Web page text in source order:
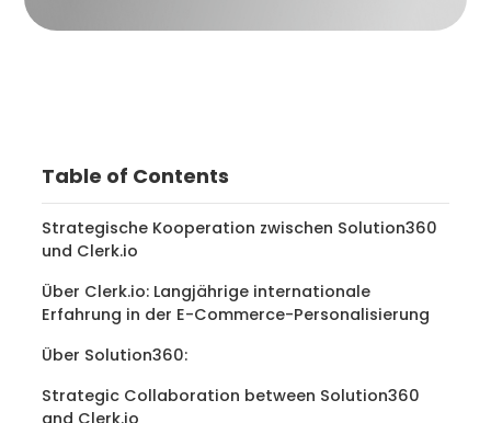
Table of Contents
Strategische Kooperation zwischen Solution360
und Clerk.io
Über Clerk.io: Langjährige internationale
Erfahrung in der E-Commerce-Personalisierung
Über Solution360:
‍Strategic Collaboration between Solution360